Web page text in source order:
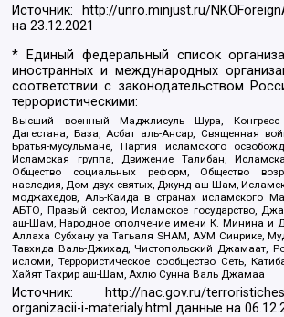
Источник: http://unro.minjust.ru/
на23.12.2021
* Единый федеральный список
иностранных и международных
соответствии с законодательством
террористическими:
Высший военный Маджлисуль Шура,
Дагестана, База, Асбат аль-Ансар, Священная
Братья-мусульмане, Партия исламского
Исламская группа, Движение Талибан,
Общество социальных реформ, Общество
наследия, Дом двух святых, Джунд аш-Шам,
моджахедов, Аль-Каида в странах исламского
АБТО, Правый сектор, Исламское государство,
аш-Шам, Народное ополчение имени К. Минина и
Аллаха Субхану уа Тагьаля SHAM, АУМ Синрике,
Тавхида Валь-Джихад, Чистопольский Джамаат,
исломи, Террористическое сообщество Сеть,
Хайят Тахрир аш-Шам, Ахлю Сунна Валь Джамаа
Источник:
http://nac.gov.ru/
organizacii-i-materialy.html данные на